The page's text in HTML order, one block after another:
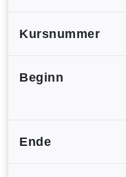
Kursnummer
Beginn
Ende